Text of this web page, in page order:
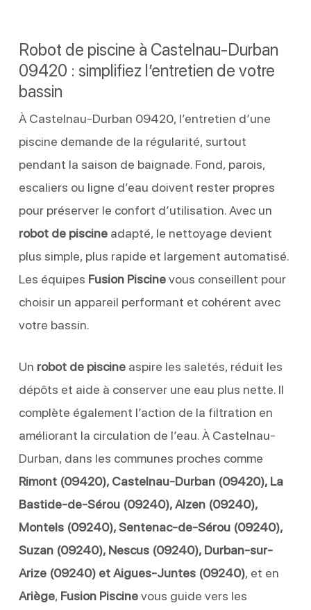
Robot de piscine à Castelnau-Durban
09420 : simplifiez l’entretien de votre
bassin
À Castelnau-Durban 09420, l’entretien d’une
piscine demande de la régularité, surtout
pendant la saison de baignade. Fond, parois,
escaliers ou ligne d’eau doivent rester propres
pour préserver le confort d’utilisation. Avec un
robot de piscineadapté, le nettoyage devient
plus simple, plus rapide et largement automatisé.
Les équipes Fusion Piscinevous conseillent pour
choisir un appareil performant et cohérent avec
votre bassin.
Un robot de piscineaspire les saletés, réduit les
dépôts et aide à conserver une eau plus nette. Il
complète également l’action de la filtration en
améliorant la circulation de l’eau. À Castelnau-
Durban, dans les communes proches comme
Rimont (09420), Castelnau-Durban (09420), La
Bastide-de-Sérou (09240), Alzen (09240),
Montels (09240), Sentenac-de-Sérou (09240),
Suzan (09240), Nescus (09240), Durban-sur-
Arize (09240) et Aigues-Juntes (09240), et en
Ariège, Fusion Piscinevous guide vers les